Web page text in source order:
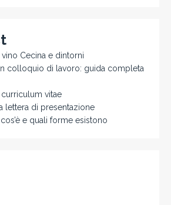
Cecina e dintorni
colloquio di lavoro: guida completa
vitae
lettera di presentazione
e quali forme esistono